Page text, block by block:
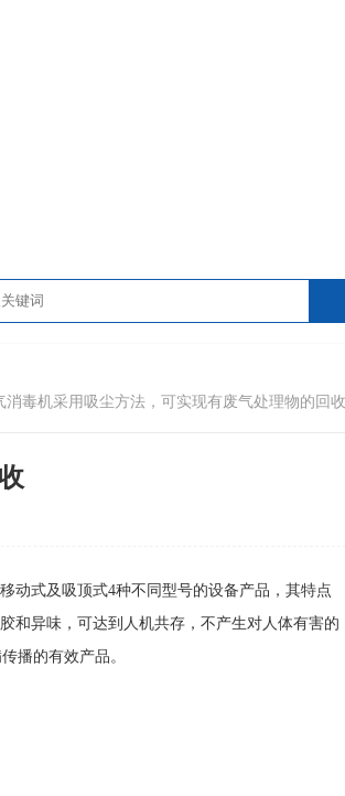
消毒机采用吸尘方法，可实现有废气处理物的回收
动式及吸顶式4种不同型号的设备产品，其特点
和异味，可达到人机共存，不产生对人体有害的
播的有效产品。